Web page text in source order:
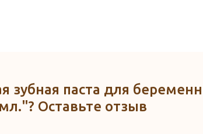
зубная паста для
мл."? Оставьте отзыв